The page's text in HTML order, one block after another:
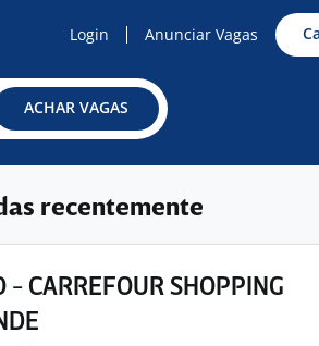
Login Anunciar Vagas
ACHAR VAGAS
recentemente
- CARREFOUR SHOPPING